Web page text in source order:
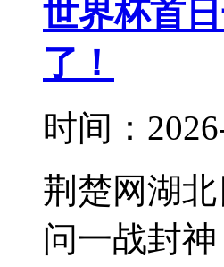
世界杯首
了！
时间：
荆楚网湖
问一战封